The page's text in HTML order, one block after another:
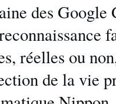
des Google
réelles ou
de la vie